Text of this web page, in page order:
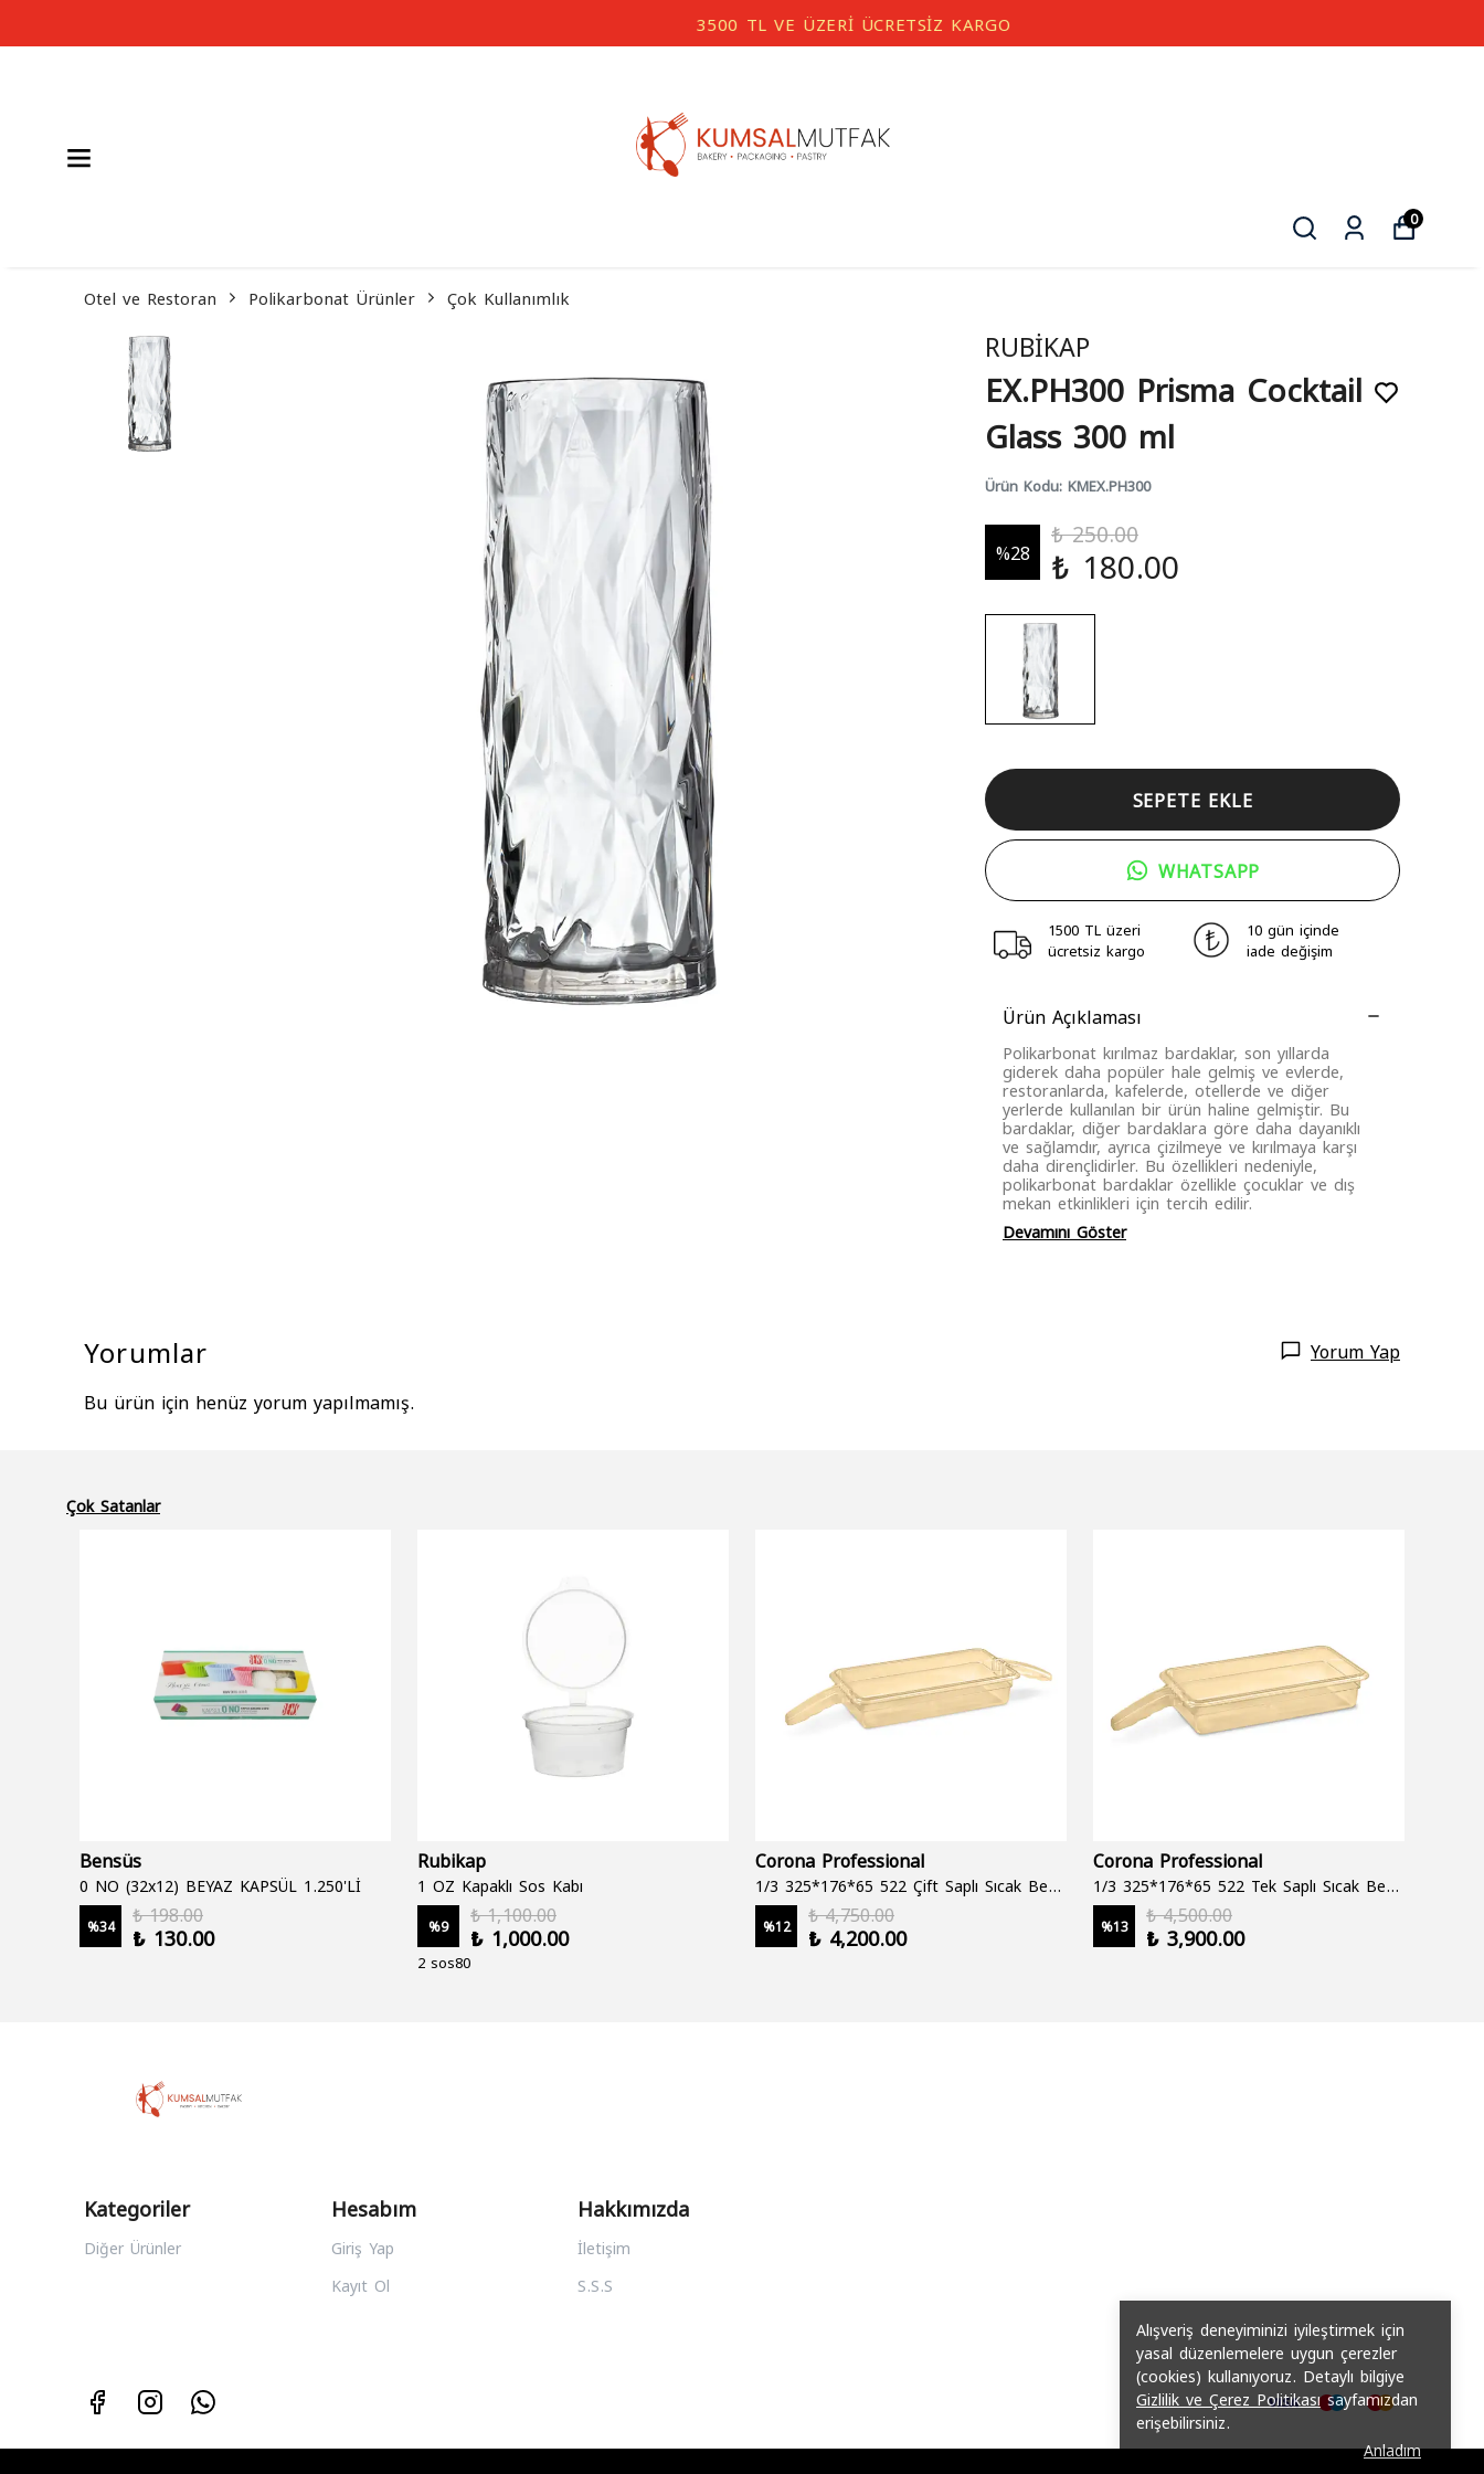
3500 TL VE ÜZERİ ÜCRETSİZ KARGO
0
Alışveriş deneyiminizi iyileştirmek için
yasal düzenlemelere uygun çerezler
(cookies) kullanıyoruz. Detaylı bilgiye
Gizlilik ve Çerez Politikasısayfamızdan
erişebilirsiniz.
Anladım
Otel ve Restoran Polikarbonat Ürünler Çok Kullanımlık
RUBİKAP
EX.PH300 Prisma Cocktail
Glass 300 ml
Ürün Kodu: KMEX.PH300
%28
₺ 250.00
₺ 180.00
SEPETE EKLE
WHATSAPP
1500 TL üzeri
ücretsiz kargo
10 gün içinde
iade değişim
Ürün Açıklaması
Polikarbonat kırılmaz bardaklar, son yıllarda
giderek daha popüler hale gelmiş ve evlerde,
restoranlarda, kafelerde, otellerde ve diğer
yerlerde kullanılan bir ürün haline gelmiştir. Bu
bardaklar, diğer bardaklara göre daha dayanıklı
ve sağlamdır, ayrıca çizilmeye ve kırılmaya karşı
daha dirençlidirler. Bu özellikleri nedeniyle,
polikarbonat bardaklar özellikle çocuklar ve dış
mekan etkinlikleri için tercih edilir.
Devamını Göster
Yorumlar Yorum Yap
Bu ürün için henüz yorum yapılmamış.
Çok Satanlar
Bensüs
0 NO (32x12) BEYAZ KAPSÜL 1.250'Lİ
%34
₺ 198.00
₺ 130.00
Rubikap
1 OZ Kapaklı Sos Kabı
%9
₺ 1,100.00
₺ 1,000.00
2 sos80
Corona Professional
1/3 325*176*65 522 Çift Saplı Sıcak Bekletme Tepsisi
%12
₺ 4,750.00
₺ 4,200.00
Corona Professional
1/3 325*176*65 522 Tek Saplı Sıcak Bekletme Tepsisi
%13
₺ 4,500.00
₺ 3,900.00
Kategoriler
Diğer Ürünler
Hesabım
Giriş Yap
Kayıt Ol
Hakkımızda
İletişim
S.S.S